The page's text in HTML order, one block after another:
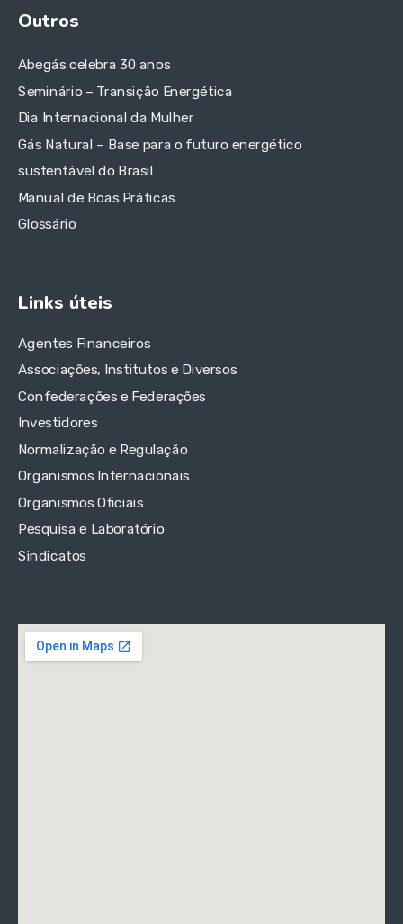
Outros
Abegás celebra 30 anos
Seminário – Transição Energética
Dia Internacional da Mulher
Gás Natural – Base para o futuro energético
sustentável do Brasil
Manual de Boas Práticas
Glossário
Links úteis
Agentes Financeiros
Associações, Institutos e Diversos
Confederações e Federações
Investidores
Normalização e Regulação
Organismos Internacionais
Organismos Oficiais
Pesquisa e Laboratório
Sindicatos